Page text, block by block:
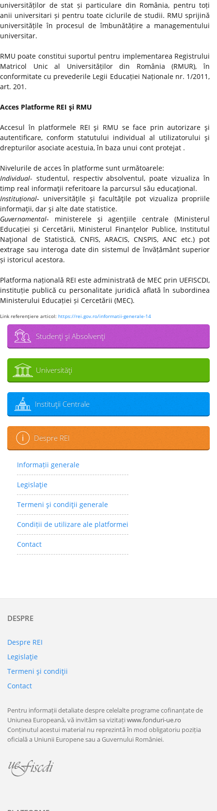
universităților de stat și particulare din România, pentru toți
anii universitari și pentru toate ciclurile de studii. RMU sprijină
universitățile în procesul de îmbunătățire a managementului
universitar.
RMU poate constitui suportul pentru implementarea Registrului
Matricol Unic al Universităților din România (RMUR), în
conformitate cu prevederile Legii Educației Naționale nr. 1/2011,
art. 201.
Acces Platforme REI şi RMU
Accesul în platformele REI şi RMU se face prin autorizare şi
autentificare, conform statutului individual al utilizatorului şi
drepturilor asociate acestuia, în baza unui cont protejat .
Nivelurile de acces în platforme sunt următoarele:
Individual- studentul, respectiv absolventul, poate vizualiza în
timp real informaţii referitoare la parcursul său educaţional.
Instituțional- universităţile şi facultăţile pot vizualiza propriile
informaţii, dar şi alte date statistice.
Guvernamental- ministerele şi agenţiile centrale (Ministerul
Educației și Cercetării, Ministerul Finanţelor Publice, Institutul
Naţional de Statistică, CNFIS, ARACIS, CNSPIS, ANC etc.) pot
extrage sau interoga date din sistemul de învățământ superior
și istoricul acestora.
Platforma națională REI este administrată de MEC prin UEFISCDI,
instituție publică cu personalitate juridică aflată în subordinea
Ministerului Educației și Cercetării (MEC).
Link referenţiere articol: https://rei.gov.ro/informatii-generale-14
Studenţi şi Absolvenţi
Universităţi
Instituţii Centrale
Despre REI
Informații generale
Legislaţie
Termeni şi condiţii generale
Condiții de utilizare ale platformei
Contact
DESPRE
Despre REI
Legislaţie
Termeni şi condiţii
Contact
Pentru informații detaliate despre celelalte programe cofinanțate de
Uniunea Europeană, vă invităm sa vizitațiwww.fonduri-ue.ro
Conținutul acestui material nu reprezintă în mod obligatoriu poziția
oficială a Uniunii Europene sau a Guvernului României.